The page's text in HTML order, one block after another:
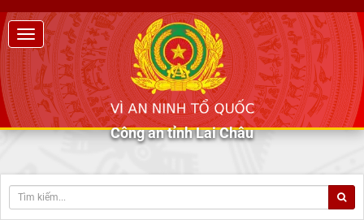
Công an tỉnh Lai Châu